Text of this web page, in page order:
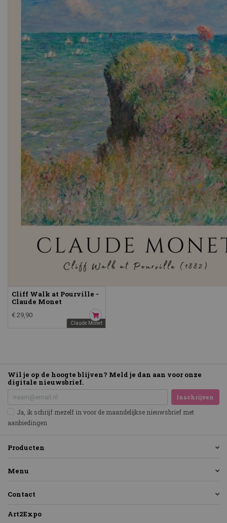
Claude Monet
Cliff Walk at Pourville -
Claude Monet
€ 29,90
Wil je op de hoogte blijven? Meld je dan aan voor onze
digitale nieuwsbrief.
Inschrijven
Ja, ik schrijf mezelf in voor de maandelijkse nieuwsbrief met
aanbiedingen
Producten
Menu
Contact
Art2Expo